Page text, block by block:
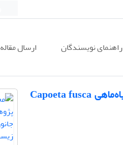
راهنمای نویسندگان ارسال مقاله
مطالعه تغییرات درون گونه ای ساختار سنگریزه شنوایی و استخوان یوروهیال در سیاه‌ماهی Capoeta fusca